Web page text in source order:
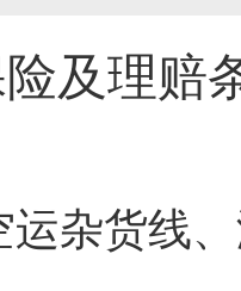
及理赔
运杂货线